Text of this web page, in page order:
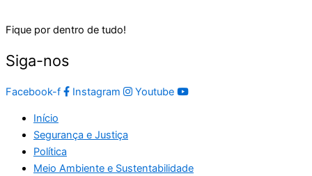
Fique por dentro de tudo!
Siga-nos
Facebook-f Instagram Youtube
Início
Segurança e Justiça
Política
Meio Ambiente e Sustentabilidade